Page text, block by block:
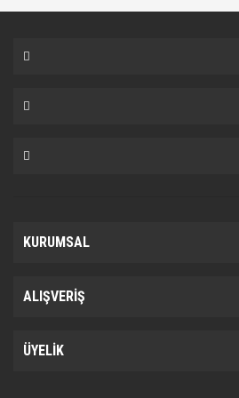
KURUMSAL
ALIŞVERİŞ
ÜYELİK